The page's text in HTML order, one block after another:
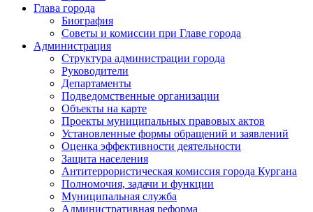
Глава города
Биография
Советы и комиссии при Главе города
Администрация
Структура администрации города
Руководители
Департаменты
Подведомственные организации
Объекты на карте
Проекты муниципальных правовых актов
Установленные формы обращений и заявлений
Оценка эффективности деятельности
Защита населения
Антитеррористическая комиссия города Кургана
Полномочия, задачи и функции
Муниципальная служба
Административная реформа